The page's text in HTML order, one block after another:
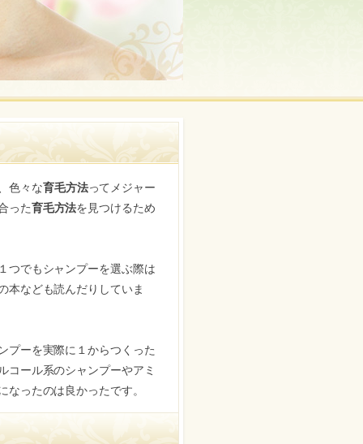
色々な育毛方法ってメジャー
った育毛方法を見つけるため
つでもシャンプーを選ぶ際は
本なども読んだりしていま
プーを実際に１からつくった
コール系のシャンプーやアミ
ったのは良かったです。